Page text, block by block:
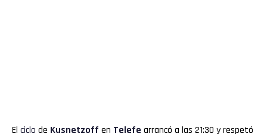
El ciclo de Kusnetzoff en Telefe arrancó a las 21:30 y respetó